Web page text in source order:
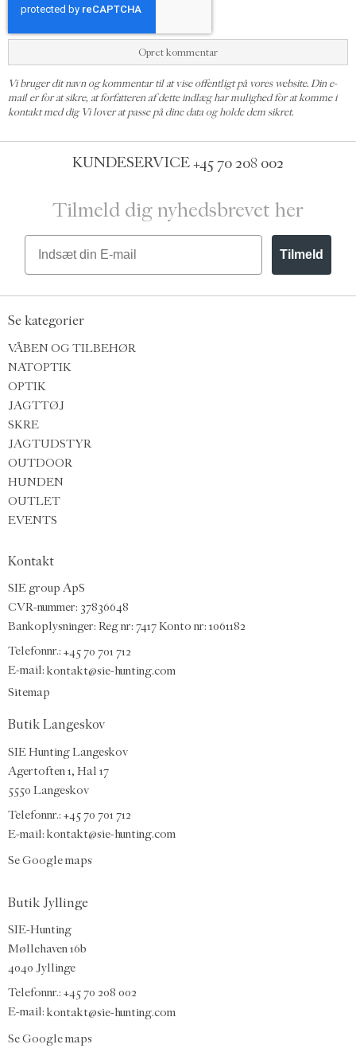
Opret kommentar
Vi bruger dit navn og kommentar til at vise offentligt på vores website. Din e-
mail er for at sikre, at forfatteren af dette indlæg har mulighed for at komme i
kontakt med dig Vi lover at passe på dine data og holde dem sikret.
KUNDESERVICE+45 70 208 002
Tilmeld dig nyhedsbrevet her
Email
Tilmeld
Se kategorier
VÅBEN OG TILBEHØR
NATOPTIK
OPTIK
JAGTTØJ
SKRE
JAGTUDSTYR
OUTDOOR
HUNDEN
OUTLET
EVENTS
Kontakt
SIE group ApS
CVR-nummer: 37836648
Bankoplysninger: Reg nr: 7417 Konto nr: 1061182
Telefonnr.: +45 70 701 712
E-mail: kontakt@sie-hunting.com
Sitemap
Butik Langeskov
SIE Hunting Langeskov
Agertoften 1, Hal 17
5550 Langeskov
Telefonnr.: +45 70 701 712
E-mail: kontakt@sie-hunting.com
Se Google maps
Butik Jyllinge
SIE-Hunting
Møllehaven 16b
4040 Jyllinge
Telefonnr.: +45 70 208 002
E-mail: kontakt@sie-hunting.com
Se Google maps